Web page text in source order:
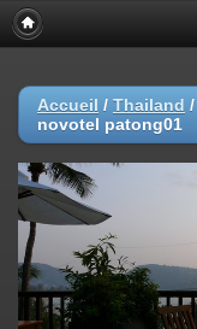
Accueil / Thailand /
novotel patong01